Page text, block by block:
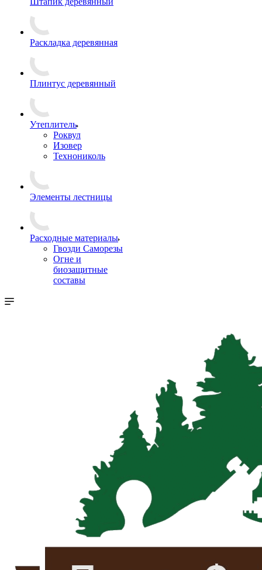
Раскладка деревянная
Плинтус деревянный
Утеплитель
Роквул
Изовер
Технониколь
Элементы лестницы
Расходные материалы
Гвозди Саморезы
Огне и
биозащитные
составы